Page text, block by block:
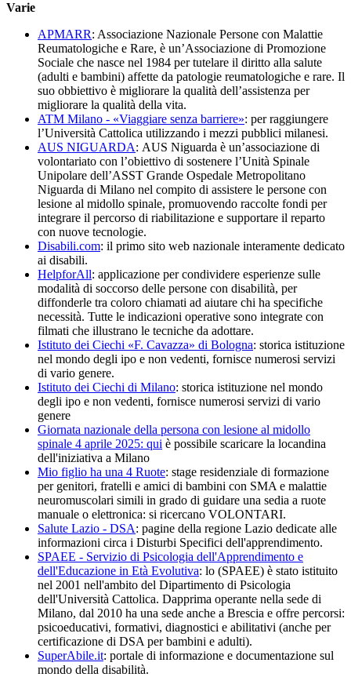
Varie
APMARR: Associazione Nazionale Persone con Malattie
Reumatologiche e Rare, è un’Associazione di Promozione
Sociale che nasce nel 1984 per tutelare il diritto alla salute
(adulti e bambini) affette da patologie reumatologiche e rare. Il
suo obbiettivo è migliorare la qualità dell’assistenza per
migliorare la qualità della vita.
ATM Milano - «Viaggiare senza barriere»: per raggiungere
l’Università Cattolica utilizzando i mezzi pubblici milanesi.
AUS NIGUARDA: AUS Niguarda è un’associazione di
volontariato con l’obiettivo di sostenere l’Unità Spinale
Unipolare dell’ASST Grande Ospedale Metropolitano
Niguarda di Milano nel compito di assistere le persone con
lesione al midollo spinale, promuovendo raccolte fondi per
integrare il percorso di riabilitazione e supportare il reparto
con nuove tecnologie.
Disabili.com: il primo sito web nazionale interamente dedicato
ai disabili.
HelpforAll: applicazione per condividere esperienze sulle
modalità di soccorso delle persone con disabilità, per
diffonderle tra coloro chiamati ad aiutare chi ha specifiche
necessità. Tutte le indicazioni operative sono integrate con
filmati che illustrano le tecniche da adottare.
Istituto dei Ciechi «F. Cavazza» di Bologna: storica istituzione
nel mondo degli ipo e non vedenti, fornisce numerosi servizi
di vario genere.
Istituto dei Ciechi di Milano: storica istituzione nel mondo
degli ipo e non vedenti, fornisce numerosi servizi di vario
genere
Giornata nazionale della persona con lesione al midollo
spinale 4 aprile 2025: qui è possibile scaricare la locandina
dell'iniziativa a Milano
Mio figlio ha una 4 Ruote: stage residenziale di formazione
per genitori, fratelli e amici di bambini con SMA e malattie
neuromuscolari simili in grado di guidare una sedia a ruote
manuale o elettronica: si ricercano VOLONTARI.
Salute Lazio - DSA: pagine della regione Lazio dedicate alle
informazioni circa i Disturbi Specifici dell'apprendimento.
SPAEE - Servizio di Psicologia dell'Apprendimento e
dell'Educazione in Età Evolutiva: lo (SPAEE) è stato istituito
nel 2001 nell'ambito del Dipartimento di Psicologia
dell'Università Cattolica. Dapprima operante nella sede di
Milano, dal 2010 ha una sede anche a Brescia e offre percorsi:
psicoeducativi, formativi, diagnostici e abilitativi (anche per
certificazione di DSA per bambini e adulti).
SuperAbile.it: portale di informazione e documentazione sul
mondo della disabilità.